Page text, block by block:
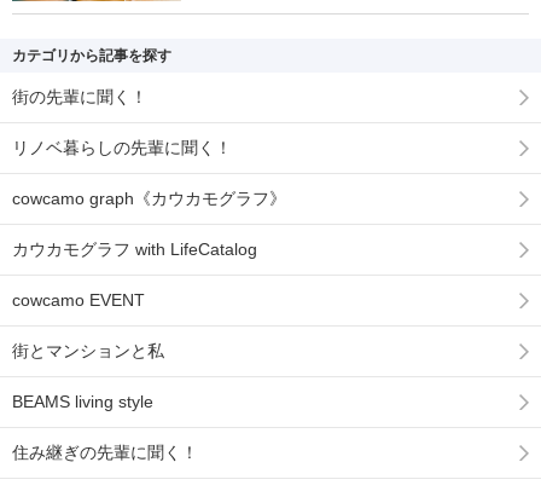
カテゴリから記事を探す
街の先輩に聞く！
リノベ暮らしの先輩に聞く！
cowcamo graph《カウカモグラフ》
カウカモグラフ with LifeCatalog
cowcamo EVENT
街とマンションと私
BEAMS living style
住み継ぎの先輩に聞く！